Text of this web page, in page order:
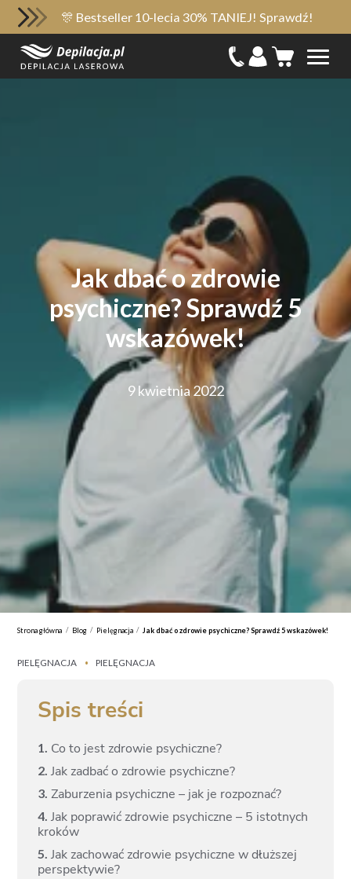
🎊 Bestseller 10-lecia 30% TANIEJ! Sprawdź!
Jak dbać o zdrowie
psychiczne? Sprawdź 5
wskazówek!
9 kwietnia 2022
Strona główna / Blog / Pielęgnacja / Jak dbać o zdrowie psychiczne? Sprawdź 5 wskazówek!
PIELĘGNACJA • PIELĘGNACJA
Spis treści
1. Co to jest zdrowie psychiczne?
2. Jak zadbać o zdrowie psychiczne?
3. Zaburzenia psychiczne – jak je rozpoznać?
4. Jak poprawić zdrowie psychiczne – 5 istotnych
kroków
5. Jak zachować zdrowie psychiczne w dłuższej
perspektywie?